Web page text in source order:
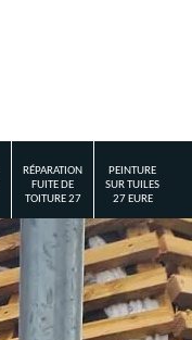
RÉPARATION
FUITE DE
TOITURE 27
PEINTURE
SUR TUILES
27 EURE